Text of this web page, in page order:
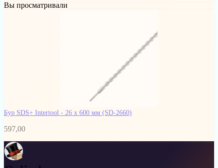
Вы просматривали
Бур SDS+ Intertool - 26 х 600 мм (SD-2660)
597,00